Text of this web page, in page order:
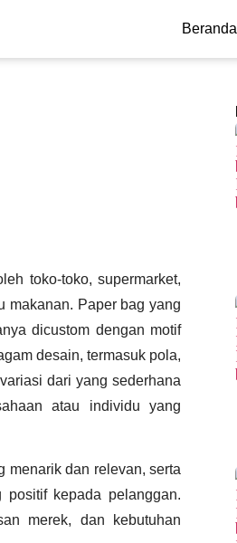
Beranda
toko-toko, supermarket,
makanan. Paper bag yang
dicustom dengan motif
desain, termasuk pola,
dari yang sederhana
atau individu yang
menarik dan relevan, serta
positif kepada pelanggan.
merek, dan kebutuhan